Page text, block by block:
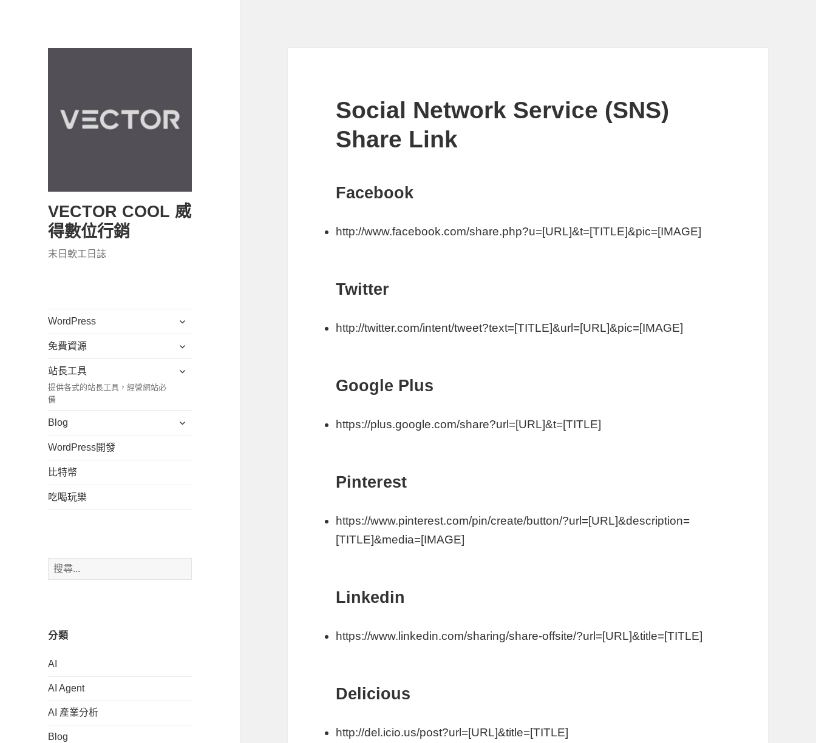
VECTOR COOL 威
得數位行銷
末日軟工日誌
WordPress
展
子
免費資源
展
子
站長工具
提供各式的站長工具，經營網站必
備
展
單
Blog
展
WordPress開發
比特幣
吃喝玩樂
搜
尋
分類
AI
AI Agent
AI 產業分析
Blog
Social Network Service (SNS)
Share Link
Facebook
http://www.facebook.com/share.php?u=[URL]&t=[TITLE]&pic=[IMAGE]
Twitter
http://twitter.com/intent/tweet?text=[TITLE]&url=[URL]&pic=[IMAGE]
Google Plus
https://plus.google.com/share?url=[URL]&t=[TITLE]
Pinterest
https://www.pinterest.com/pin/create/button/?url=[URL]&description=
[TITLE]&media=[IMAGE]
Linkedin
https://www.linkedin.com/sharing/share-offsite/?url=[URL]&title=[TITLE]
Delicious
http://del.icio.us/post?url=[URL]&title=[TITLE]